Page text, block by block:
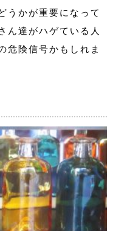
うかが重要になって
ん達がハゲている人
危険信号かもしれま